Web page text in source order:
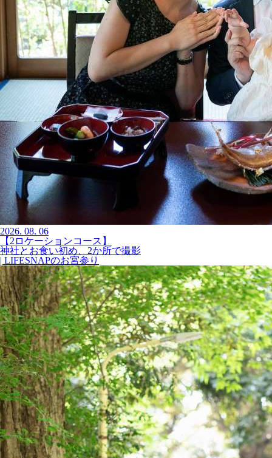
2026. 08. 06
【2ロケーションコース】
神社とお食い初め、2か所で撮影
| LIFESNAPのお宮参り